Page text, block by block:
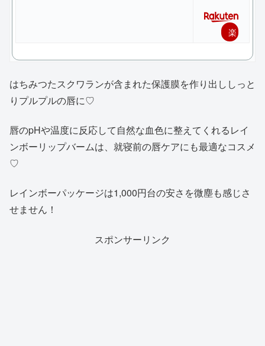
楽
購
はちみつたスクワランが含まれた保護膜を作り出ししっと
りプルプルの唇に♡
唇のpHや温度に反応して自然な血色に整えてくれるレイ
ンボーリップバームは、就寝前の唇ケアにも最適なコスメ
♡
レインボーパッケージは1,000円台の安さを微塵も感じさ
せません！
スポンサーリンク